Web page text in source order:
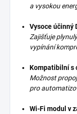
a vysokou
Vysoce účinný
Zajišťuje
vypínání
Kompatibilní s
Možnost
pro
Wi-Fi modul v